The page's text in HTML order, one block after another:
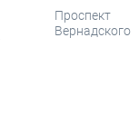
Проспект
Вернадского